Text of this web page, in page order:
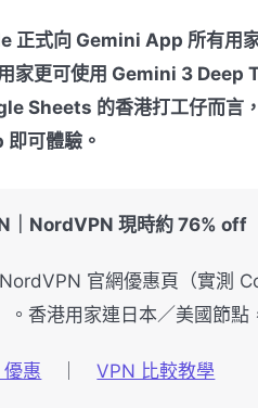
正式向 Gemini App 所有用
家更可使用 Gemini 3 Deep
Sheets 的香港打工仔而
可體驗。
｜NordVPN 現時約 76% off
官網優惠頁（實測
。香港用家連日本／美國節
惠 ｜VPN 比較教學